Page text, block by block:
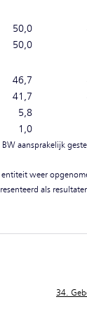
50,0
50,0
46,7
41,7
5,8
1,0
aansprakelijk
weer
als
34.